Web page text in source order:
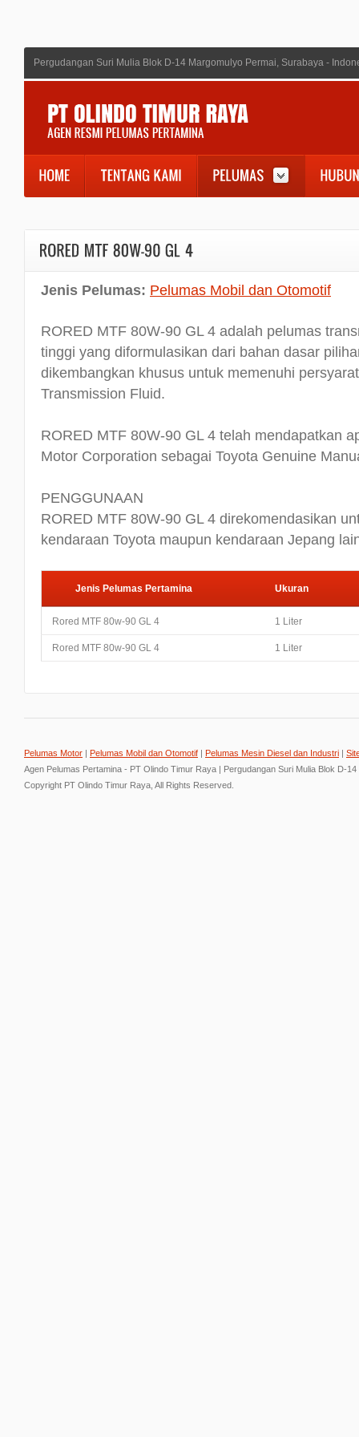
Pergudangan Suri Mulia Blok D-14 Margomulyo Permai, Surabaya -
Jenis Pelumas: Pelumas Mobil dan Otomotif
RORED MTF 80W-90 GL 4 adalah pelumas
tinggi yang diformulasikan dari bahan dasar
dikembangkan khusus untuk memenuhi
Transmission Fluid.
RORED MTF 80W-90 GL 4 telah mendapatkan
Motor Corporation sebagai Toyota Genuine
PENGGUNAAN
RORED MTF 80W-90 GL 4 direkomendasikan
kendaraan Toyota maupun kendaraan Jepang
Jenis Pelumas Pertamina Ukuran
Rored MTF 80w-90 GL 4 1 Liter
Rored MTF 80w-90 GL 4 1 Liter
Pelumas Motor | Pelumas Mobil dan Otomotif | Pelumas Mesin Diesel dan Industri |
Agen Pelumas Pertamina - PT Olindo Timur Raya | Pergudangan Suri Mulia Blok D-
Copyright PT Olindo Timur Raya, All Rights Reserved.